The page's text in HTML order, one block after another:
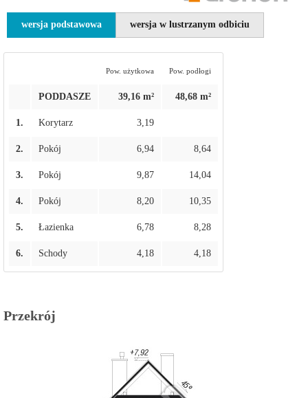
wersja podstawowa wersja w lustrzanym odbiciu
Pow. użytkowa Pow. podłogi
PODDASZE 39,16 m² 48,68 m²
1. Korytarz 3,19
2. Pokój 6,94 8,64
3. Pokój 9,87 14,04
4. Pokój 8,20 10,35
5. Łazienka 6,78 8,28
6. Schody 4,18 4,18
Przekrój